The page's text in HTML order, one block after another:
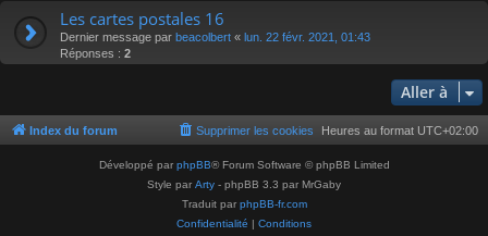
Les cartes postales 16
Dernier message par beacolbert « lun. 22 févr. 2021, 01:43
Réponses : 2
Aller à
Index du forum Heures au format UTC+02:00
Supprimer les cookies
Développé par phpBB® Forum Software © phpBB Limited
Style par Arty - phpBB 3.3 par MrGaby
Traduit par phpBB-fr.com
Confidentialité | Conditions